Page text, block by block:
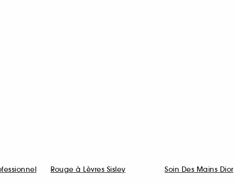
Rouge à Lèvres Sisley Soin Des Mains Dior